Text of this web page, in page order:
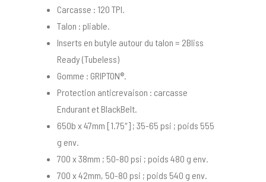
Carcasse : 120 TPI.
Talon : pliable.
Inserts en butyle autour du talon = 2Bliss
Ready (Tubeless)
Gomme : GRIPTON®.
Protection anticrevaison : carcasse
Endurant et BlackBelt.
650b x 47mm [1.75″] ; 35-65 psi ; poids 555
g env.
700 x 38mm ; 50-80 psi ; poids 480 g env.
700 x 42mm, 50-80 psi ; poids 540 g env.